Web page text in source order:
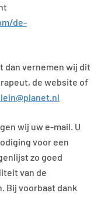
de-
dan vernemen wij dit
de website of
wij uw e-mail. U
voor een
zo goed
van de
Bij voorbaat dank